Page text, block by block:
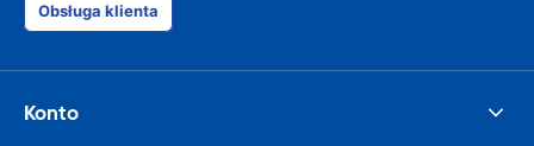
Obsługa klienta
Konto